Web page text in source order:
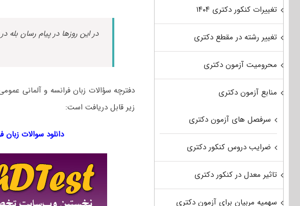
در این روزها در پیام رسان بله
زیر قابل دریافت است:
دانلود سوالات
تغییرات کنکور دکتری ۱۴۰۴
تغییر رشته در مقطع دکتری
محرومیت آزمون دکتری
منابع آزمون دکتری
سرفصل های آزمون دکتری
ضرایب دروس کنکور دکتری
تاثیر معدل در کنکور دکتری
سهمیه مربیان برای آزمون دکتری